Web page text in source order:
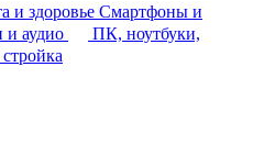
и здоровье Смартфоны и
и аудио
ПК, ноутбуки,